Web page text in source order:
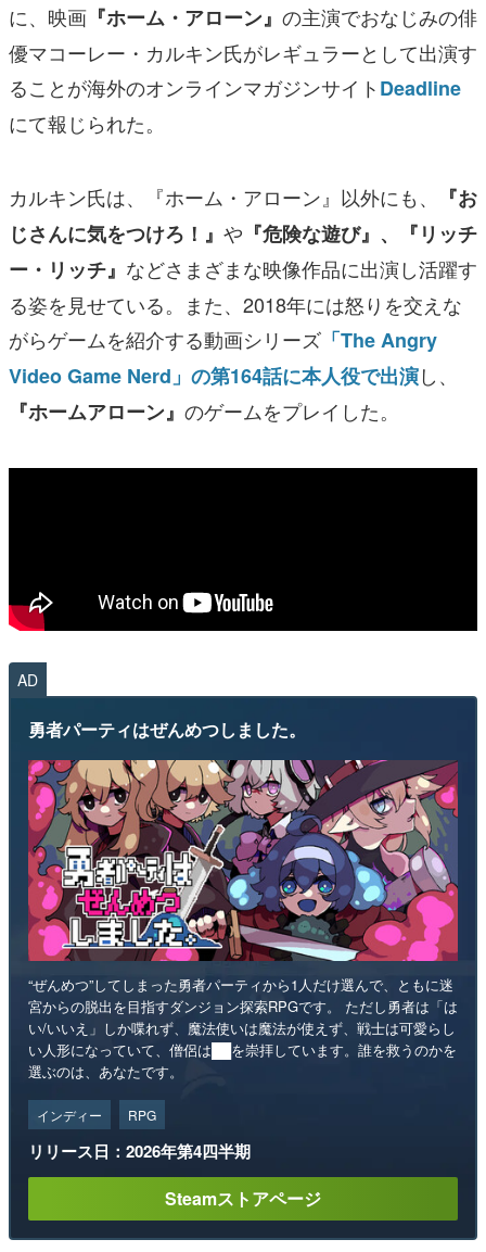
電ファミニコゲーマーとは？
運営：株式会社マレ
に、映画 『ホーム・アローン』 の主演でおなじみの俳
優マコーレー・カルキン氏がレギュラーとして出演す
ることが海外のオンラインマガジンサイトDeadline
にて報じられた。
カルキン氏は、『ホーム・アローン』以外にも、
『お
じさんに気をつけろ！』 や 『危険な遊び』、『リッチ
ー・リッチ』 などさまざまな映像作品に出演し活躍す
る姿を見せている。また、2018年には怒りを交えな
がらゲームを紹介する動画シリーズ 「The Angry
Video Game Nerd」の第164話に本人役で出演し、
『ホームアローン』 のゲームをプレイした。
AD
勇者パーティはぜんめつしました。
“ぜんめつ”してしまった勇者パーティから1人だけ選んで、ともに迷
宮からの脱出を目指すダンジョン探索RPGです。 ただし勇者は「は
い/いいえ」しか喋れず、魔法使いは魔法が使えず、戦士は可愛らし
い人形になっていて、僧侶は██を崇拝しています。誰を救うのかを
選ぶのは、あなたです。
インディー RPG
リリース日：2026年第4四半期
Steamストアページ